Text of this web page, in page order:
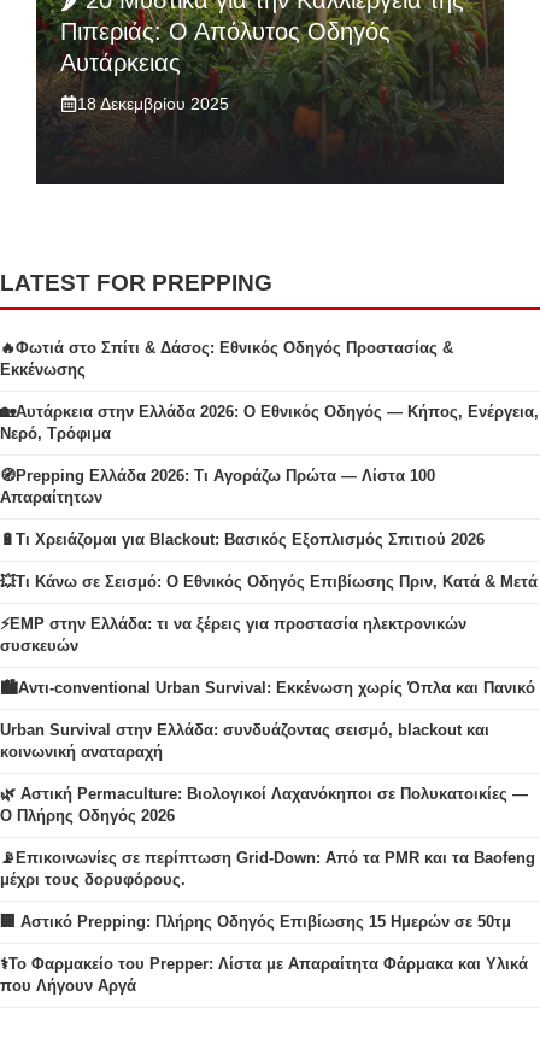
Πιπεριάς: Ο Απόλυτος Οδηγός
Αυτάρκειας
18 Δεκεμβρίου 2025
LATEST FOR PREPPING
🔥Φωτιά στο Σπίτι & Δάσος: Εθνικός Οδηγός Προστασίας &
Εκκένωσης
🏡Αυτάρκεια στην Ελλάδα 2026: Ο Εθνικός Οδηγός — Κήπος, Ενέργεια,
Νερό, Τρόφιμα
🧭Prepping Ελλάδα 2026: Τι Αγοράζω Πρώτα — Λίστα 100
Απαραίτητων
🔋Τι Χρειάζομαι για Blackout: Βασικός Εξοπλισμός Σπιτιού 2026
💥Τι Κάνω σε Σεισμό: Ο Εθνικός Οδηγός Επιβίωσης Πριν, Κατά & Μετά
⚡EMP στην Ελλάδα: τι να ξέρεις για προστασία ηλεκτρονικών
συσκευών
🏙️Αντι-conventional Urban Survival: Εκκένωση χωρίς Όπλα και Πανικό
Urban Survival στην Ελλάδα: συνδυάζοντας σεισμό, blackout και
κοινωνική αναταραχή
🌿 Αστική Permaculture: Βιολογικοί Λαχανόκηποι σε Πολυκατοικίες —
Ο Πλήρης Οδηγός 2026
📡Επικοινωνίες σε περίπτωση Grid-Down: Από τα PMR και τα Baofeng
μέχρι τους δορυφόρους.
🏢 Αστικό Prepping: Πλήρης Οδηγός Επιβίωσης 15 Ημερών σε 50τμ
⚕️Το Φαρμακείο του Prepper: Λίστα με Απαραίτητα Φάρμακα και Υλικά
που Λήγουν Αργά